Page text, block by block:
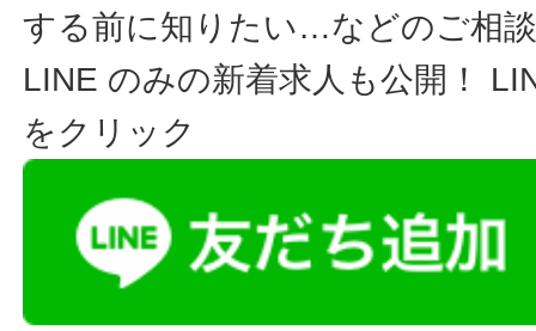
する前に知りたい…などのご相
LINE のみの新着求人も公開！
をクリック